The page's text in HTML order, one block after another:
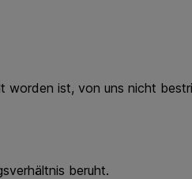
ist, von uns nicht
beruht.